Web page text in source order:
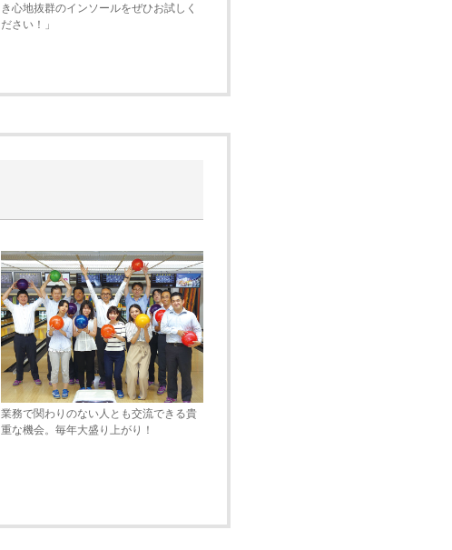
き心地抜群のインソールをぜひお試しく
ださい！」
業務で関わりのない人とも交流できる貴
重な機会。毎年大盛り上がり！